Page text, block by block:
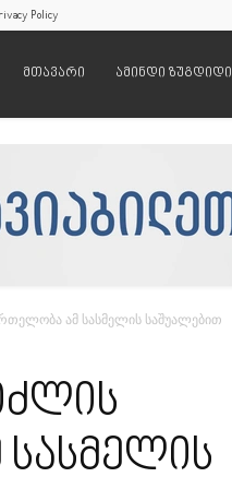
Policy
მთავარი ამინდი ზუგდიდი
ამ სასმელის საშუალებით